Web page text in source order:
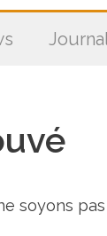
soyons